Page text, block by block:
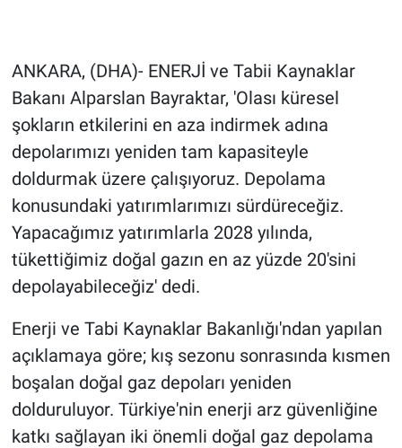
ANKARA, (DHA)- ENERJİ ve Tabii Kaynaklar
Bakanı Alparslan Bayraktar, 'Olası küresel
şokların etkilerini en aza indirmek adına
depolarımızı yeniden tam kapasiteyle
doldurmak üzere çalışıyoruz. Depolama
konusundaki yatırımlarımızı sürdüreceğiz.
Yapacağımız yatırımlarla 2028 yılında,
tükettiğimiz doğal gazın en az yüzde 20'sini
depolayabileceğiz' dedi.
Enerji ve Tabi Kaynaklar Bakanlığı'ndan yapılan
açıklamaya göre; kış sezonu sonrasında kısmen
boşalan doğal gaz depoları yeniden
dolduruluyor. Türkiye'nin enerji arz güvenliğine
katkı sağlayan iki önemli doğal gaz depolama
Gün Bitiyor
Gün Ortası
Gündem Özel
Günün görüntüsü
Haber
İlan
Kimdir
Koronavirüs
Kültür Sanat